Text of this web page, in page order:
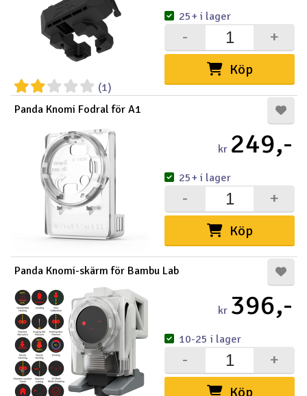
(1)
Köp
+
-
25+ i lager
Panda Knomi Fodral för A1
kr 249,-
Köp
+
-
25+ i lager
Panda Knomi-skärm för Bambu Lab
kr 396,-
Köp
+
-
10-25 i lager